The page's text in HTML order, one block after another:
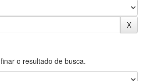
o resultado de busca.